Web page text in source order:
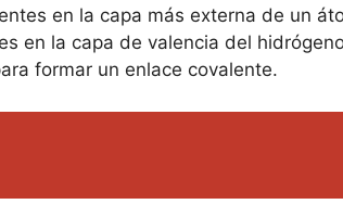
en la capa más externa de un
en la capa de valencia del
formar un enlace covalente.